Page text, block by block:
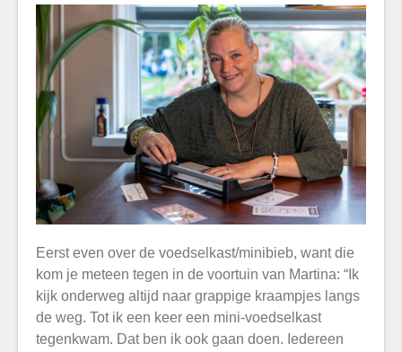
Eerst even over de voedselkast/minibieb, want die
kom je meteen tegen in de voortuin van Martina: “Ik
kijk onderweg altijd naar grappige kraampjes langs
de weg. Tot ik een keer een mini-voedselkast
tegenkwam. Dat ben ik ook gaan doen. Iedereen